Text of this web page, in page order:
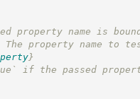
name is bound
The property name to
}
if the passed